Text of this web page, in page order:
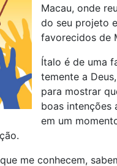
Macau, onde
do seu projeto
favorecidos de
Ítalo é de uma
temente a
para mostrar
boas intenções
em um
me conhecem,